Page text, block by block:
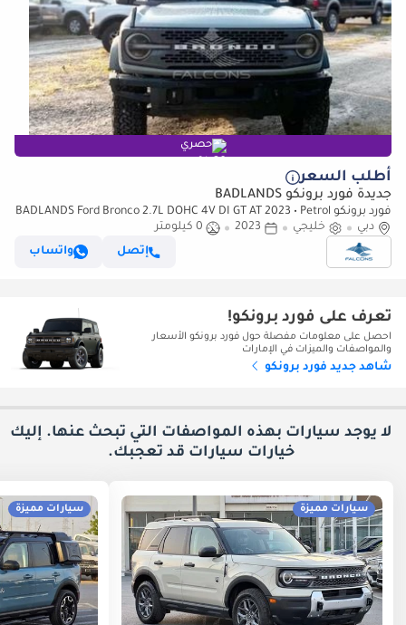
حصري
أطلب السعر
جديدة فورد برونكو BADLANDS
فورد برونكو BADLANDS Ford Bronco 2.7L DOHC 4V DI GT AT 2023 • Petrol
• Automatic (للتصدير فقط)
دبي خليجي 2023
0 كيلومتر
إتصل
واتساب
تعرف على فورد برونكو!
احصل على معلومات مفصلة حول فورد برونكو الأسعار
والمواصفات والميزات في الإمارات
شاهد جديد فورد برونكو
لا يوجد سيارات بهذه المواصفات التي تبحث عنها. إليك
خيارات سيارات قد تعجبك.
سيارات مميزة سيارات مميزة